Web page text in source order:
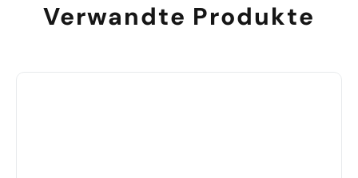
Verwandte Produkte